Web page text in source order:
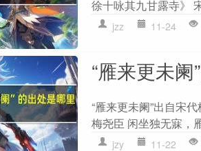
徐十咏其九甘露寺》
jzz 11-24
“雁来更未
“雁来更未阑”出自宋
梅尧臣 闲坐独无寐，
jzy 11-22